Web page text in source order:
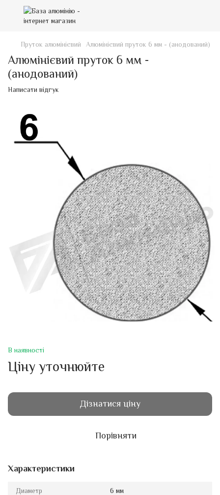
Пруток алюмінієвий Алюмінієвий пруток 6 мм - (анодований)
Алюмінієвий пруток 6 мм -
(анодований)
Написати відгук
В наявності
Ціну уточнюйте
Дізнатися ціну
Порівняти
Характеристики
Диаметр 6 мм